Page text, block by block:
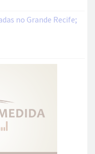
no Grande Recife;